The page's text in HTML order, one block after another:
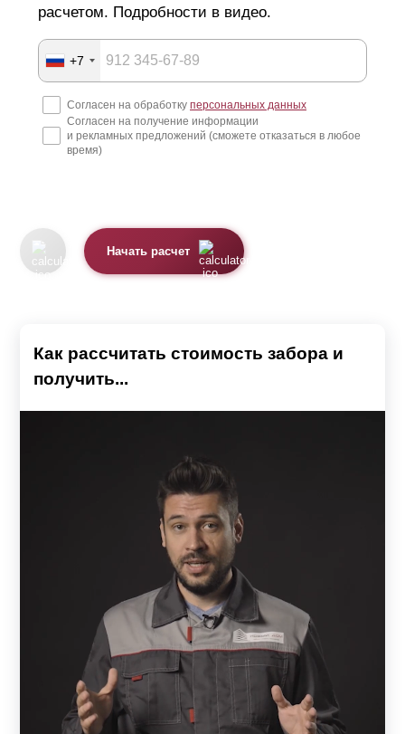
расчетом. Подробности в видео.
+7
Согласен на обработку персональных данных
Согласен на получение информации
и рекламных предложений (сможете отказаться в любое
время)
Начать расчет
Как рассчитать стоимость забора и
получить...